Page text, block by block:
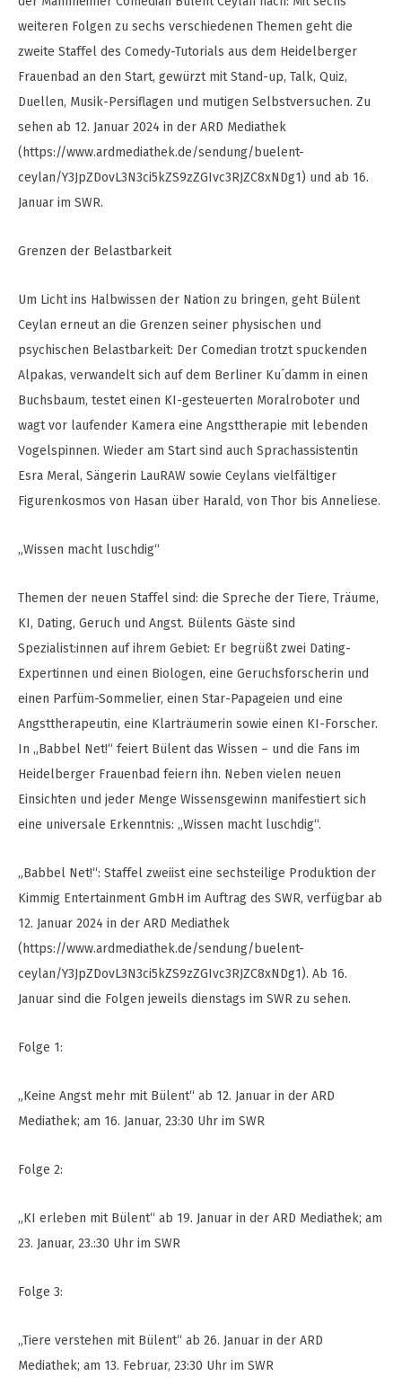
weiteren Folgen zu sechs verschiedenen Themen geht die
zweite Staffel des Comedy-Tutorials aus dem Heidelberger
Frauenbad an den Start, gewürzt mit Stand-up, Talk, Quiz,
Duellen, Musik-Persiflagen und mutigen Selbstversuchen. Zu
sehen ab 12. Januar 2024 in der ARD Mediathek
(https://www.ardmediathek.de/sendung/buelent-
ceylan/Y3JpZDovL3N3ci5kZS9zZGIvc3RJZC8xNDg1) und ab 16.
Januar im SWR.
Grenzen der Belastbarkeit
Um Licht ins Halbwissen der Nation zu bringen, geht Bülent
Ceylan erneut an die Grenzen seiner physischen und
psychischen Belastbarkeit: Der Comedian trotzt spuckenden
Alpakas, verwandelt sich auf dem Berliner Ku´damm in einen
Buchsbaum, testet einen KI-gesteuerten Moralroboter und
wagt vor laufender Kamera eine Angsttherapie mit lebenden
Vogelspinnen. Wieder am Start sind auch Sprachassistentin
Esra Meral, Sängerin LauRAW sowie Ceylans vielfältiger
Figurenkosmos von Hasan über Harald, von Thor bis Anneliese.
„Wissen macht luschdig“
Themen der neuen Staffel sind: die Spreche der Tiere, Träume,
KI, Dating, Geruch und Angst. Bülents Gäste sind
Spezialist:innen auf ihrem Gebiet: Er begrüßt zwei Dating-
Expertinnen und einen Biologen, eine Geruchsforscherin und
einen Parfüm-Sommelier, einen Star-Papageien und eine
Angsttherapeutin, eine Klarträumerin sowie einen KI-Forscher.
In „Babbel Net!“ feiert Bülent das Wissen – und die Fans im
Heidelberger Frauenbad feiern ihn. Neben vielen neuen
Einsichten und jeder Menge Wissensgewinn manifestiert sich
eine universale Erkenntnis: „Wissen macht luschdig“.
„Babbel Net!“: Staffel zweiist eine sechsteilige Produktion der
Kimmig Entertainment GmbH im Auftrag des SWR, verfügbar ab
12. Januar 2024 in der ARD Mediathek
(https://www.ardmediathek.de/sendung/buelent-
ceylan/Y3JpZDovL3N3ci5kZS9zZGIvc3RJZC8xNDg1). Ab 16.
Januar sind die Folgen jeweils dienstags im SWR zu sehen.
Folge 1:
„Keine Angst mehr mit Bülent“ ab 12. Januar in der ARD
Mediathek; am 16. Januar, 23:30 Uhr im SWR
Folge 2:
„KI erleben mit Bülent“ ab 19. Januar in der ARD Mediathek; am
23. Januar, 23.:30 Uhr im SWR
Folge 3:
„Tiere verstehen mit Bülent“ ab 26. Januar in der ARD
Mediathek; am 13. Februar, 23:30 Uhr im SWR